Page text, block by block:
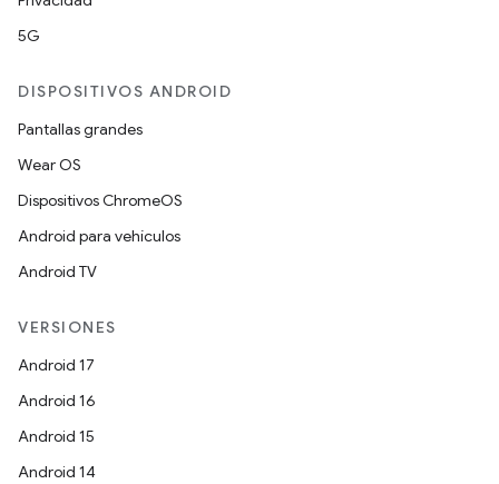
5G
DISPOSITIVOS ANDROID
Pantallas grandes
Wear OS
Dispositivos ChromeOS
Android para vehículos
Android TV
VERSIONES
Android 17
Android 16
Android 15
Android 14